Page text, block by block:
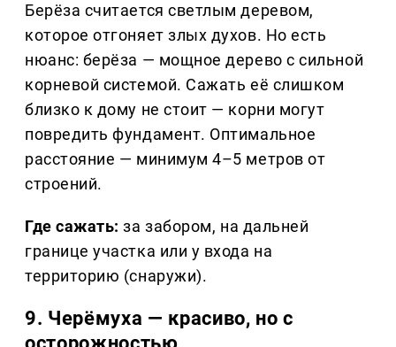
Берёза считается светлым деревом,
которое отгоняет злых духов. Но есть
нюанс: берёза — мощное дерево с сильной
корневой системой. Сажать её слишком
близко к дому не стоит — корни могут
повредить фундамент. Оптимальное
расстояние — минимум 4–5 метров от
строений.
Где сажать: за забором, на дальней
границе участка или у входа на
территорию (снаружи).
9. Черёмуха — красиво, но с